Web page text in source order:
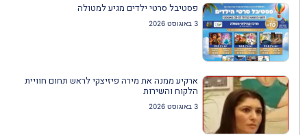
פסטיבל סרטי ילדים מגיע למטולה
3 באוגוסט 2026
ארקיע ממנה את מירה פיזיצקי לראש תחום חוויית
הלקוח והשירות
3 באוגוסט 2026